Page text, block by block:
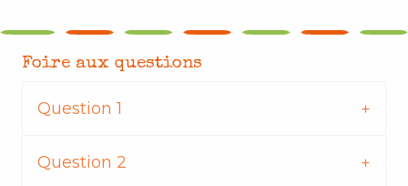
Foire aux questions
Question 1
Question 2